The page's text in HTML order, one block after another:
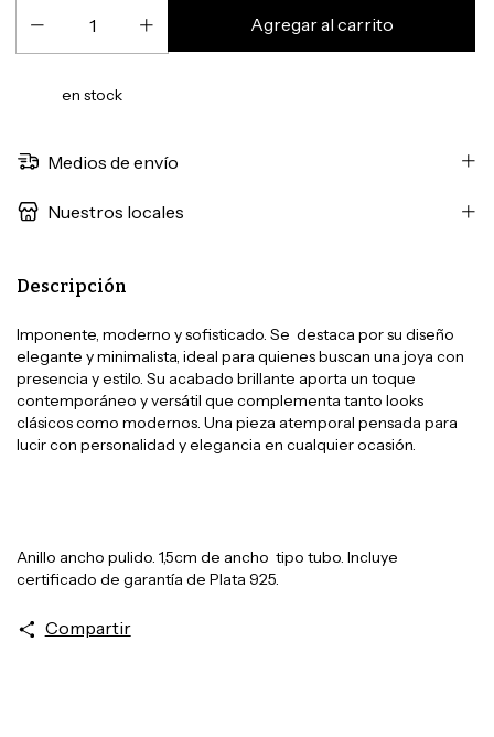
en stock
Medios de envío
Nuestros locales
Descripción
Imponente, moderno y sofisticado. Se destaca por su diseño
elegante y minimalista, ideal para quienes buscan una joya con
presencia y estilo. Su acabado brillante aporta un toque
contemporáneo y versátil que complementa tanto looks
clásicos como modernos. Una pieza atemporal pensada para
lucir con personalidad y elegancia en cualquier ocasión.
Anillo ancho pulido. 1,5cm de ancho tipo tubo. Incluye
certificado de garantía de Plata 925.
Compartir